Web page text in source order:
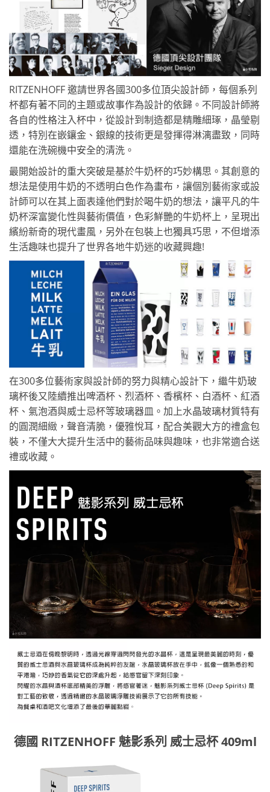
RITZENHOFF 邀請世界各國300多位頂尖設計師，每個系列
杯都有著不同的主題或故事作為設計的依歸。不同設計師將
各自的性格注入杯中，從設計到制造都是精雕細琢，晶瑩剔
透，特別在嵌鑲金、銀線的技術更是發揮得淋漓盡致，同時
還能在洗碗機中安全的清洗。
最開始設計的重大突破是基於牛奶杯的巧妙構思。其創意的
想法是使用牛奶的不透明白色作為畫布，讓個別藝術家或設
計師可以在其上面表達他們對於喝牛奶的想法，讓平凡的牛
奶杯深富變化性與藝術價值，色彩鮮艷的牛奶杯上，呈現出
繽紛新奇的現代畫風，另外在包裝上也獨具巧思，不但增添
生活趣味也提升了世界各地牛奶迷的收藏興趣!
在300多位藝術家與設計師的努力與精心設計下，繼牛奶玻
璃杯後又陸續推出啤酒杯、烈酒杯、香檳杯、白酒杯、紅酒
杯、氣泡酒與威士忌杯等玻璃器皿。加上水晶玻璃材質特有
的圓潤細緻，聲音清脆，優雅悅耳，配合美觀大方的禮盒包
裝，不僅大大提升生活中的藝術品味與趣味，也非常適合送
禮或收藏。
德國 RITZENHOFF 魅影系列 威士忌杯 409ml